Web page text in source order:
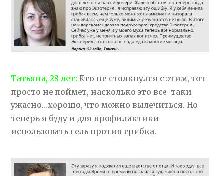
Татьяна, 28 лет:Кто не столкнулся с этим, тот
просто не поймет, насколько это все-таки
ужасно…хорошо, что можно вылечиться. Но
теперь я буду и для профилактики
использовать гель против грибка.